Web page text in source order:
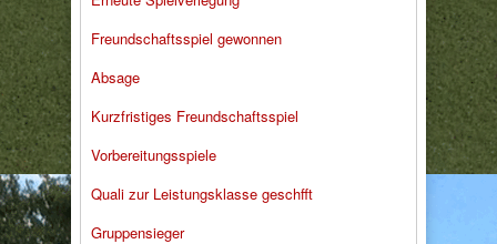
Freundschaftsspiel gewonnen
Absage
Kurzfristiges Freundschaftsspiel
Vorbereitungsspiele
Quali zur Leistungsklasse geschfft
Gruppensieger